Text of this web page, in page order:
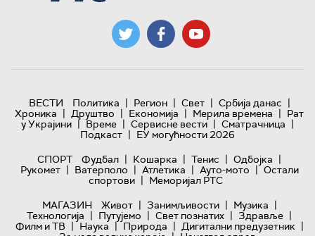
ВЕСТИ Политика | Регион | Свет | Србија данас |
Хроника | Друштво | Економија | Мерила времена | Рат
у Украјини | Време | Сервисне вести | Сматрачница |
Подкаст | ЕУ могућности 2026
СПОРТ
Фудбал | Кошарка | Тенис | Одбојка |
Рукомет | Ватерполо | Атлетика | Ауто-мото | Остали
спортови | Меморијал РТС
МАГАЗИН
Живот | Занимљивости | Музика |
Технологијa | Путујемо | Свет познатих | Здравље |
Филм и ТВ | Наука | Природа | Дигитални предузетник |